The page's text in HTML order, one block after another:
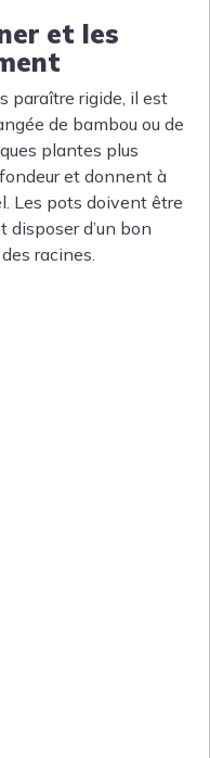
et les
paraître rigide, il est
de bambou ou de
plantes plus
et donnent à
Les pots doivent être
d’un bon
racines.